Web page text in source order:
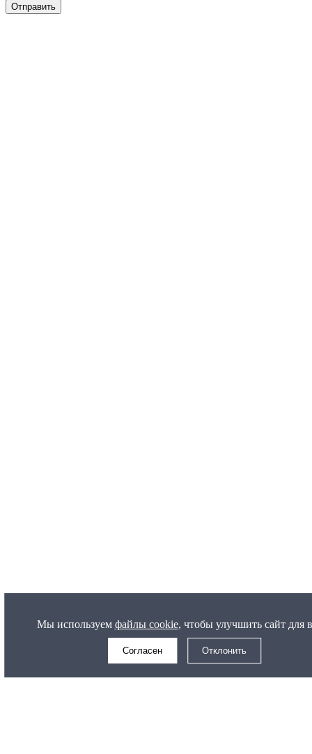
Отправить
Мы используем файлы cookie, чтобы улучшить сайт для
Согласен Отклонить